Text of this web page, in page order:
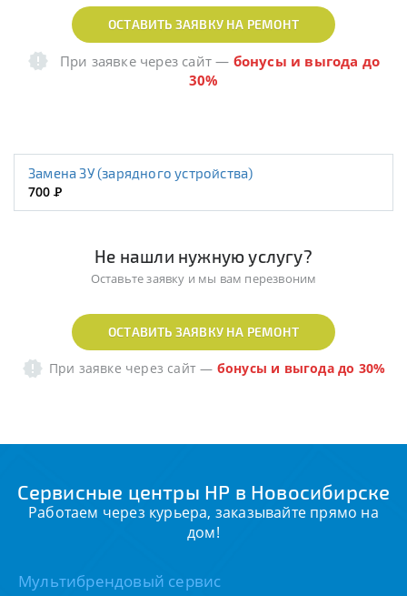
ОСТАВИТЬ ЗАЯВКУ НА РЕМОНТ
При заявке через сайт— бонусы и выгода до
30%
Замена ЗУ (зарядного устройства)
700Р
Не нашли нужную услугу?
Оставьте заявку и мы вам перезвоним
ОСТАВИТЬ ЗАЯВКУ НА РЕМОНТ
При заявке через сайт — бонусы и выгода до 30%
Сервисные центры HP в Новосибирске
Работаем через курьера, заказывайте прямо на
дом!
Мультибрендовый сервис